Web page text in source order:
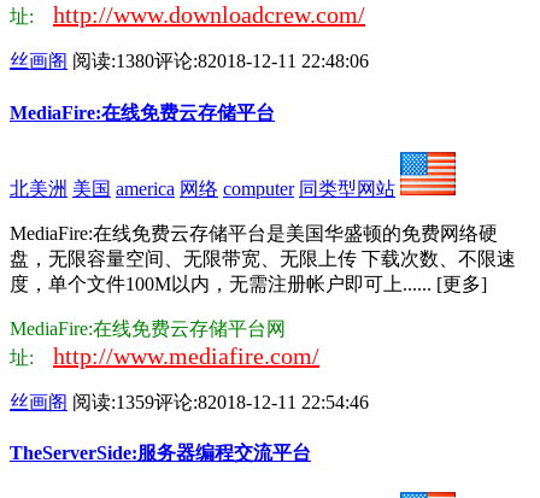
址: http://www.downloadcrew.com/
丝画阁 阅读:1380评论:82018-12-11 22:48:06
MediaFire:在线免费云存储平台
北美洲 美国 america 网络 computer 同类型网站
MediaFire:在线免费云存储平台是美国华盛顿的免费网络硬
盘，无限容量空间、无限带宽、无限上传 下载次数、不限速
度，单个文件100M以内，无需注册帐户即可上...... [更多]
MediaFire:在线免费云存储平台网
址: http://www.mediafire.com/
丝画阁 阅读:1359评论:82018-12-11 22:54:46
TheServerSide:服务器编程交流平台